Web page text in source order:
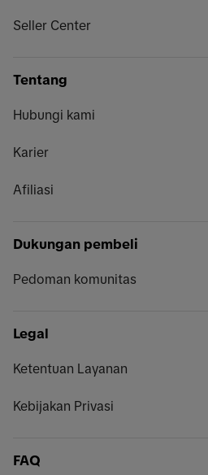
Seller Center
Tentang
Hubungi kami
Karier
Afiliasi
Dukungan pembeli
Pedoman komunitas
Legal
Ketentuan Layanan
Kebijakan Privasi
FAQ